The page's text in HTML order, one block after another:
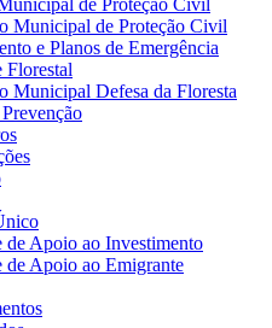
de Proteção Civil
Municipal de Proteção Civil
e Planos de Emergência
Florestal
Municipal Defesa da Floresta
de Apoio ao Investimento
de Apoio ao Emigrante